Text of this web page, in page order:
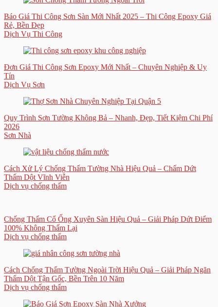
Báo Giá Thi Công Sơn Sàn Mới Nhất 2025 – Thi Công Epoxy Giá
Rẻ, Bền Đẹp
Dịch Vụ Thi Công
Đơn Giá Thi Công Sơn Epoxy Mới Nhất – Chuyên Nghiệp & Uy
Tín
Dịch Vụ Sơn
Quy Trình Sơn Tường Không Bả – Nhanh, Đẹp, Tiết Kiệm Chi Phí
2026
Sơn Nhà
Cách Xử Lý Chống Thấm Tường Nhà Hiệu Quả – Chấm Dứt
Thấm Dột Vĩnh Viễn
Dịch vụ chống thấm
Chống Thấm Cổ Ống Xuyên Sàn Hiệu Quả – Giải Pháp Dứt Điểm
100% Không Thấm Lại
Dịch vụ chống thấm
Cách Chống Thấm Tường Ngoài Trời Hiệu Quả – Giải Pháp Ngăn
Thấm Dột Tận Gốc, Bền Trên 10 Năm
Dịch vụ chống thấm